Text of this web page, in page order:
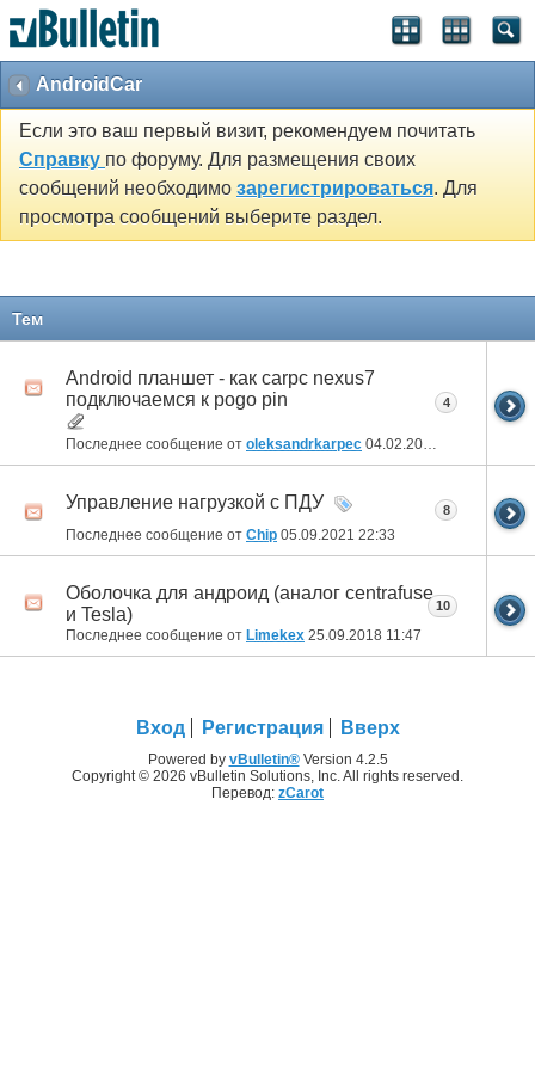
AndroidCar
Если это ваш первый визит, рекомендуем почитать
Справку по форуму. Для размещения своих
сообщений необходимо зарегистрироваться. Для
просмотра сообщений выберите раздел.
Тем
Android планшет - как carpc nexus7
подключаемся к pogo pin
Последнее сообщение от oleksandrkarpec 04.02.2025
4
Управление нагрузкой с ПДУ
Последнее сообщение от Chip 05.09.2021 22:33
8
Оболочка для андроид (аналог centrafuse
и Tesla)
Последнее сообщение от Limekex 25.09.2018 11:47
10
Вход Регистрация Вверх
Powered by vBulletin®Version 4.2.5
Copyright © 2026 vBulletin Solutions, Inc. All rights reserved.
Перевод: zCarot